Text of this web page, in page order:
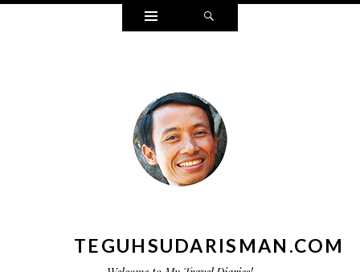
Widgets
TEGUHSUDARISMAN.COM